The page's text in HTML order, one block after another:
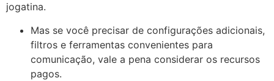
jogatina.
Mas se você precisar de configurações adicionais,
filtros e ferramentas convenientes para
comunicação, vale a pena considerar os recursos
pagos.